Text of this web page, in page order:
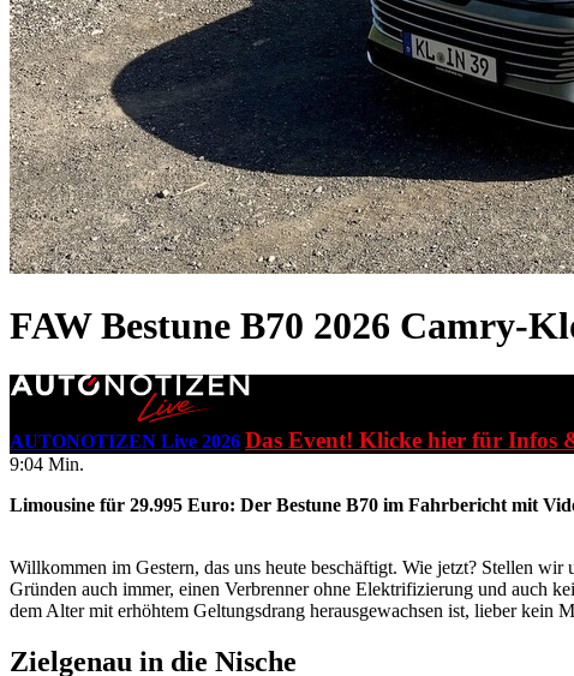
FAW Bestune B70 2026 Camry-
AUTONOTIZEN Live 2026 Das Event! Klicke hier für Infos
9:04 Min.
Limousine für 29.995 Euro: Der Bestune B70 im Fahrbericht mit
Willkommen im Gestern, das uns heute beschäftigt. Wie jetzt? Stellen
Gründen auch immer, einen Verbrenner ohne Elektrifizierung und auch
dem Alter mit erhöhtem Geltungsdrang herausgewachsen ist, lieber kein
Zielgenau in die Nische